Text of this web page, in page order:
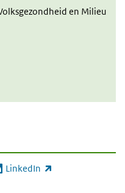
en Milieu
LinkedIn
link)